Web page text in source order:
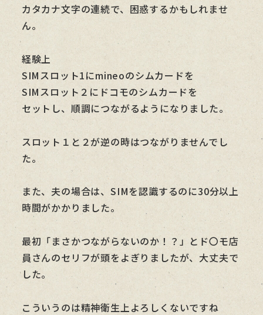
カタカナ文字の連続で、困惑するかもしれませ
ん。
経験上
SIMスロット1にmineoのシムカードを
SIMスロット２にドコモのシムカードを
セットし、順調につながるようになりました。
スロット１と２が逆の時はつながりませんでし
た。
また、夫の場合は、SIMを認識するのに30分以上
時間がかかりました。
最初「まさかつながらないのか！？」とド〇モ店
員さんのセリフが頭をよぎりましたが、大丈夫で
した。
こういうのは精神衛生上よろしくないですね